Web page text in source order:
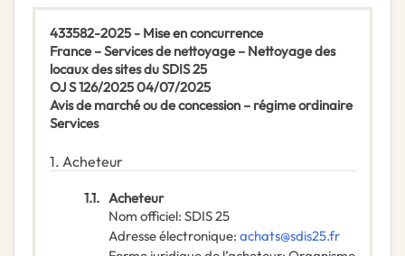
433582-2025 - Mise en concurrence
France – Services de nettoyage – Nettoyage des
locaux des sites du SDIS 25
OJ S 126/2025 04/07/2025
Avis de marché ou de concession – régime ordinaire
Services
1. Acheteur
1.1. Acheteur
Nom officiel: SDIS 25
Adresse électronique: achats@sdis25.fr